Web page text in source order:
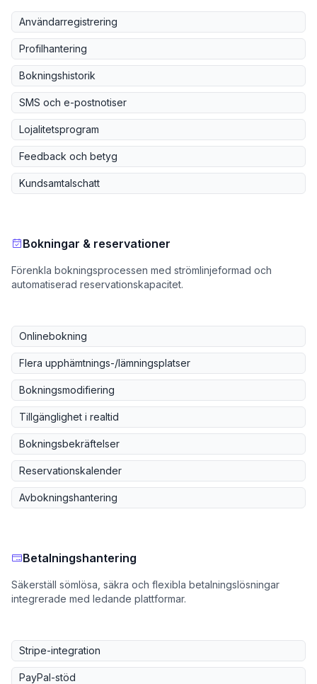
Användarregistrering
Profilhantering
Bokningshistorik
SMS och e-postnotiser
Lojalitetsprogram
Feedback och betyg
Kundsamtalschatt
Bokningar & reservationer
Förenkla bokningsprocessen med strömlinjeformad och
automatiserad reservationskapacitet.
Onlinebokning
Flera upphämtnings-/lämningsplatser
Bokningsmodifiering
Tillgänglighet i realtid
Bokningsbekräftelser
Reservationskalender
Avbokningshantering
Betalningshantering
Säkerställ sömlösa, säkra och flexibla betalningslösningar
integrerade med ledande plattformar.
Stripe-integration
PayPal-stöd